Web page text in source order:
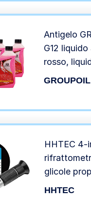
Antigelo
G12
rosso,
100%
GROUPOIL
HHTEC 4-
glicole
HHTEC